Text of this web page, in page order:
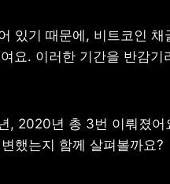
있기 때문에, 비트코인 채
요. 이러한 기간을 반감기
, 2020년 총 3번 이뤄졌어
했는지 함께 살펴볼까요?